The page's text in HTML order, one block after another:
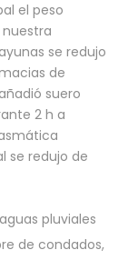
el peso
se redujo
de
suero
2 h a
se redujo de
pluviales
de condados,